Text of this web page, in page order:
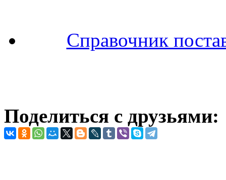
Справочник
Поделиться с друзьями: